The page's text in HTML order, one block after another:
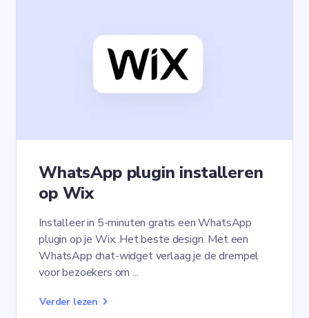
WhatsApp plugin installeren
op Wix
Installeer in 5-minuten gratis een WhatsApp
plugin op je Wix. Het beste design. Met een
WhatsApp chat-widget verlaag je de drempel
voor bezoekers om ...
Verder lezen